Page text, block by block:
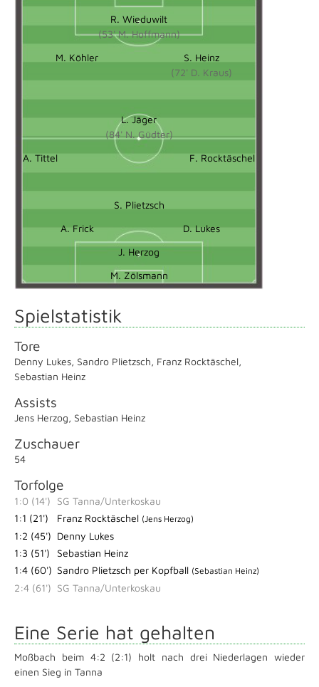
R. Wieduwilt
(53' M. Hoffmann)
M. Köhler
S. Heinz
(72' D. Kraus)
L. Jäger
(84' N. Güdter)
A. Tittel
F. Rocktäschel
S. Plietzsch
A. Frick
D. Lukes
J. Herzog
M. Zölsmann
Spielstatistik
Tore
Denny Lukes, Sandro Plietzsch, Franz Rocktäschel,
Sebastian Heinz
Assists
Jens Herzog, Sebastian Heinz
Zuschauer
54
Torfolge
1:0 (14')
SG Tanna/Unterkoskau
1:1 (21')
Franz Rocktäschel (Jens Herzog)
1:2 (45') Denny Lukes
1:3 (51')
Sebastian Heinz
1:4 (60') Sandro Plietzsch per Kopfball (Sebastian Heinz)
2:4 (61') SG Tanna/Unterkoskau
Eine Serie hat gehalten
Moßbach beim 4:2 (2:1) holt nach drei Niederlagen wieder
einen Sieg in Tanna